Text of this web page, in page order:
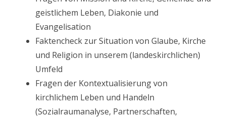
geistlichem Leben, Diakonie und
Evangelisation
Faktencheck zur Situation von Glaube, Kirche
und Religion in unserem (landeskirchlichen)
Umfeld
Fragen der Kontextualisierung von
kirchlichem Leben und Handeln
(Sozialraumanalyse, Partnerschaften,